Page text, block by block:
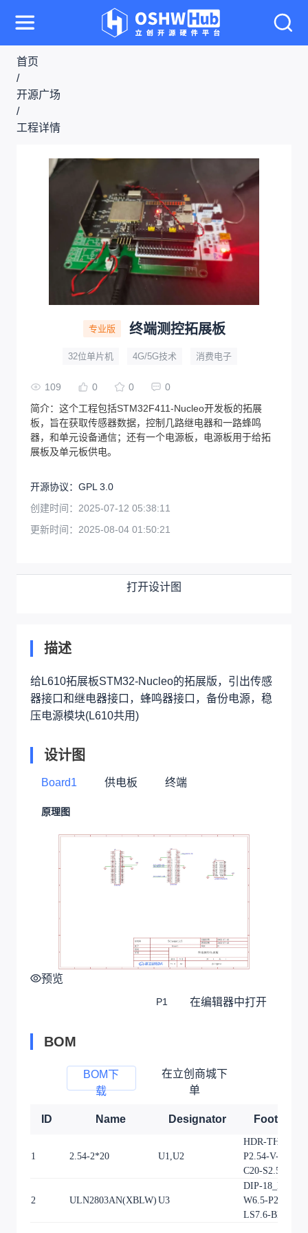
首页
/
开源广场
/
工程详情
专业版 终端测控拓展板
32位单片机 4G/5G技术 消费电子
109 0 0
0
简介： 这个工程包括STM32F411-Nucleo开发板的拓展
板，旨在获取传感器数据，控制几路继电器和一路蜂鸣
器，和单元设备通信；还有一个电源板，电源板用于给拓
展板及单元板供电。
开源协议： GPL 3.0
创建时间： 2025-07-12 05:38:11
更新时间： 2025-08-04 01:50:21
打开设计图
描述
给L610拓展板STM32-Nucleo的拓展版，引出传感
器接口和继电器接口，蜂鸣器接口，备份电源，稳
压电源模块(L610共用)
设计图
Board1 供电板 终端
原理图
预览
P1 在编辑器中打开
BOM
BOM下
载
在立创商城下
单
ID Name Designator Footprint
1 2.54-2*20 U1,U2
HDR-TH_40P-
P2.54-V-F-R2-
C20-S2.54
2 ULN2803AN(XBLW) U3
DIP-18_L23.0-
W6.5-P2.54-
LS7.6-BL